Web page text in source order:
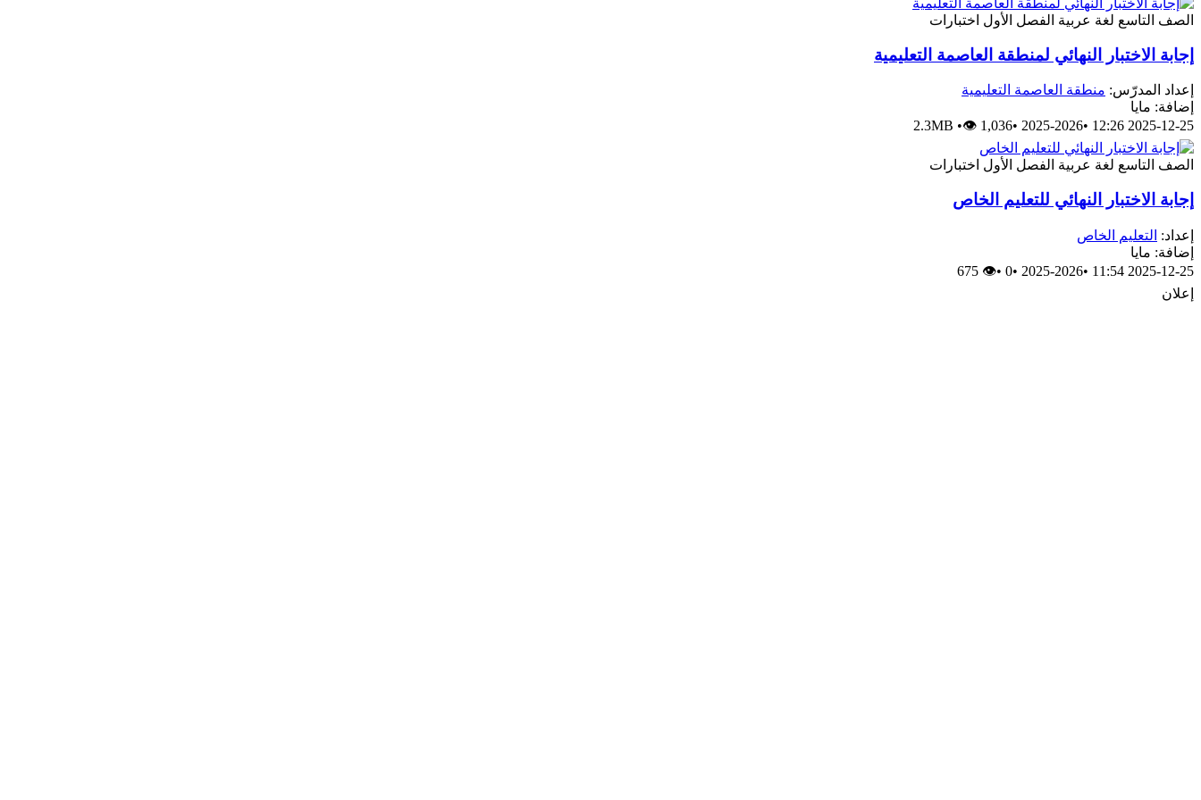
الصف التاسع لغة عربية الفصل الأول اختبارات
إجابة الاختبار النهائي لمنطقة العاصمة التعليمية
إعداد المدرّس: منطقة العاصمة التعليمية
إضافة: مايا
2025-12-25 12:26
•
2025-2026
•
2.3MB •👁 1,036
الصف التاسع لغة عربية الفصل الأول اختبارات
إجابة الاختبار النهائي للتعليم الخاص
إعداد: التعليم الخاص
إضافة: مايا
2025-12-25 11:54
•
2025-2026
•
0
•
👁 675
إعلان